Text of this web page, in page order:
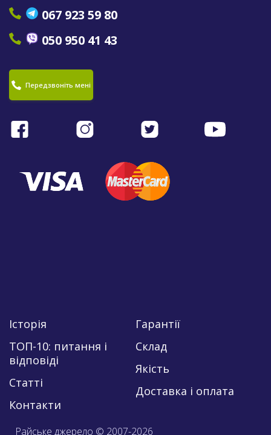
Історія
ТОП-10: питання і
відповіді
Статті
Контакти
Гарантії
Склад
Якість
Доставка і оплата
067 923 59 80
050 950 41 43
Передзвоніть мені
Райське джерело © 2007-2026